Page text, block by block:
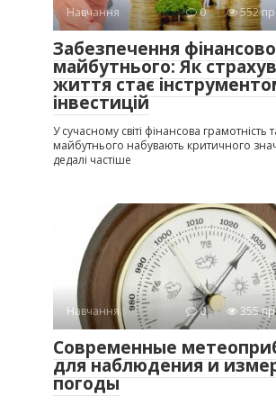
Навчання 0 552
Забезпечення
майбутнього: Як
життя стає
інвестицій
У сучасному світі фінансова грамотність
майбутнього набувають критичного
дедалі частіше
Навчання 0 355
Современные
для наблюдения и
погоды